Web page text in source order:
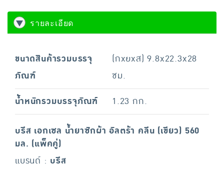
รายละเอียด
ขนาดสินค้ารวมบรรจุ
ภัณฑ์
(กxยxส) 9.8x22.3x28
ซม.
น้ำหนักรวมบรรจุภัณฑ์
1.23 กก.
บรีส เอกเซล น้ำยาซักผ้า อัลตร้า คลีน (เขียว) 560
มล. (แพ็คคู่)
แบรนด์ : บรีส